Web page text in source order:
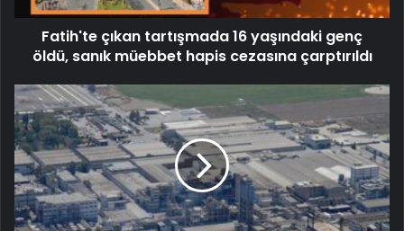
Fatih'te çıkan tartışmada 16 yaşındaki genç
öldü, sanık müebbet hapis cezasına çarptırıldı